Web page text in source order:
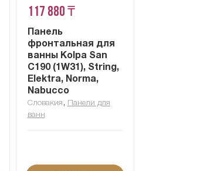
117 880 ₸
Панель
фронтальная для
ванны Kolpa San
C190 (1W31), String,
Elektra, Norma,
Nabucco
Словакия ,
Панели для
ванн